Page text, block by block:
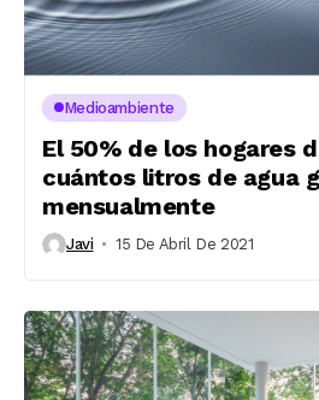
Medioambiente
El 50% de los hogares
cuántos litros de agua
mensualmente
Javi 15 De Abril De 2021